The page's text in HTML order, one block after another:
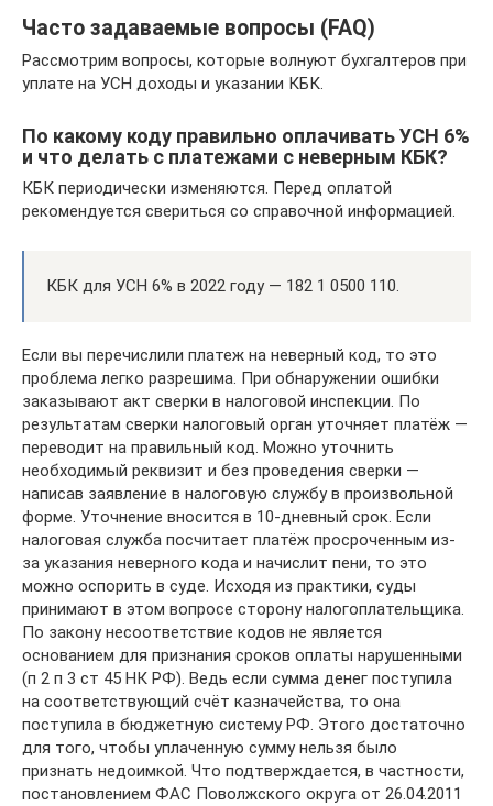
Часто задаваемые вопросы (FAQ)
Рассмотрим вопросы, которые волнуют бухгалтеров при
уплате на УСН доходы и указании КБК.
По какому коду правильно оплачивать УСН 6%
и что делать с платежами с неверным КБК?
КБК периодически изменяются. Перед оплатой
рекомендуется свериться со справочной информацией.
КБК для УСН 6% в 2022 году — 182 1 0500 110.
Если вы перечислили платеж на неверный код, то это
проблема легко разрешима. При обнаружении ошибки
заказывают акт сверки в налоговой инспекции. По
результатам сверки налоговый орган уточняет платёж —
переводит на правильный код. Можно уточнить
необходимый реквизит и без проведения сверки —
написав заявление в налоговую службу в произвольной
форме. Уточнение вносится в 10-дневный срок. Если
налоговая служба посчитает платёж просроченным из-
за указания неверного кода и начислит пени, то это
можно оспорить в суде. Исходя из практики, суды
принимают в этом вопросе сторону налогоплательщика.
По закону несоответствие кодов не является
основанием для признания сроков оплаты нарушенными
(п 2 п 3 ст 45 НК РФ). Ведь если сумма денег поступила
на соответствующий счёт казначейства, то она
поступила в бюджетную систему РФ. Этого достаточно
для того, чтобы уплаченную сумму нельзя было
признать недоимкой. Что подтверждается, в частности,
постановлением ФАС Поволжского округа от 26.04.2011